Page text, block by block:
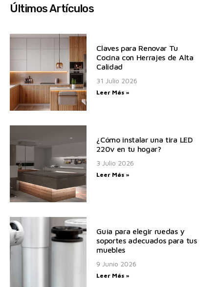
Últimos Artículos
Claves para Renovar Tu
Cocina con Herrajes de Alta
Calidad
31 Julio 2026
Leer Más »
¿Cómo instalar una tira LED
220v en tu hogar?
3 Julio 2026
Leer Más »
Guía para elegir ruedas y
soportes adecuados para tus
muebles
9 Junio 2026
Leer Más »